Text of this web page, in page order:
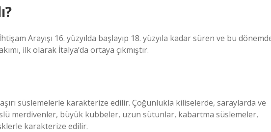
Arayışı 16. yüzyılda başlayıp 18. yüzyıla kadar süren ve bu
ilk olarak İtalya’da ortaya çıkmıştır.
süslemelerle karakterize edilir. Çoğunlukla kiliselerde, saraylarda ve
merdivenler, büyük kubbeler, uzun sütunlar, kabartma süslemeler,
karakterize edilir.